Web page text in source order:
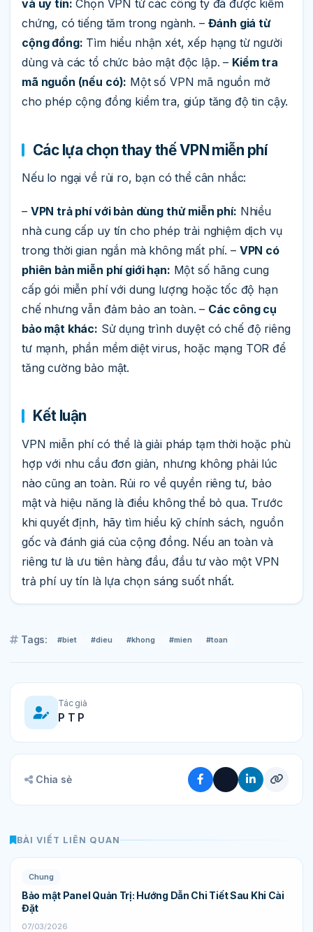
và uy tín: Chọn VPN từ các công ty đã được kiểm
chứng, có tiếng tăm trong ngành. – Đánh giá từ
cộng đồng: Tìm hiểu nhận xét, xếp hạng từ người
dùng và các tổ chức bảo mật độc lập. – Kiểm tra
mã nguồn (nếu có): Một số VPN mã nguồn mở
cho phép cộng đồng kiểm tra, giúp tăng độ tin cậy.
Các lựa chọn thay thế VPN miễn phí
Nếu lo ngại về rủi ro, bạn có thể cân nhắc:
– VPN trả phí với bản dùng thử miễn phí: Nhiều
nhà cung cấp uy tín cho phép trải nghiệm dịch vụ
trong thời gian ngắn mà không mất phí. – VPN có
phiên bản miễn phí giới hạn: Một số hãng cung
cấp gói miễn phí với dung lượng hoặc tốc độ hạn
chế nhưng vẫn đảm bảo an toàn. – Các công cụ
bảo mật khác: Sử dụng trình duyệt có chế độ riêng
tư mạnh, phần mềm diệt virus, hoặc mạng TOR để
tăng cường bảo mật.
Kết luận
VPN miễn phí có thể là giải pháp tạm thời hoặc phù
hợp với nhu cầu đơn giản, nhưng không phải lúc
nào cũng an toàn. Rủi ro về quyền riêng tư, bảo
mật và hiệu năng là điều không thể bỏ qua. Trước
khi quyết định, hãy tìm hiểu kỹ chính sách, nguồn
gốc và đánh giá của cộng đồng. Nếu an toàn và
riêng tư là ưu tiên hàng đầu, đầu tư vào một VPN
trả phí uy tín là lựa chọn sáng suốt nhất.
Tags: #biet #dieu #khong #mien #toan
Tác giả
P T P
Chia sẻ
BÀI VIẾT LIÊN QUAN
Chung
Bảo mật Panel Quản Trị: Hướng Dẫn Chi Tiết Sau Khi Cài
Đặt
07/03/2026